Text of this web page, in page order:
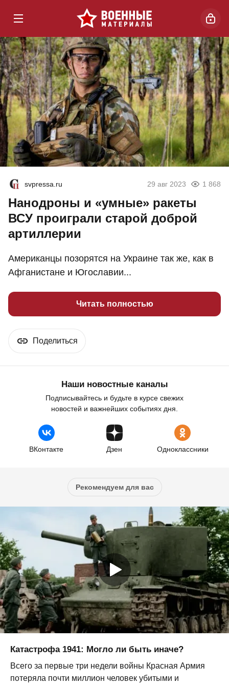
svpressa.ru 29 авг 2023 1 868
Нанодроны и «умные» ракеты
ВСУ проиграли старой доброй
артиллерии
Американцы позорятся на Украине так же, как в
Афганистане и Югославии...
Читать полностью
Поделиться
Наши новостные каналы
Подписывайтесь и будьте в курсе свежих
новостей и важнейших событиях дня.
ВКонтакте Дзен Одноклассники
Рекомендуем для вас
Катастрофа 1941: Могло ли быть иначе?
Всего за первые три недели войны Красная Армия
потеряла почти миллион человек убитыми и